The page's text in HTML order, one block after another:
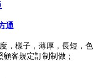
通
，樣子，薄厚，長短，色
客規定訂制制做；